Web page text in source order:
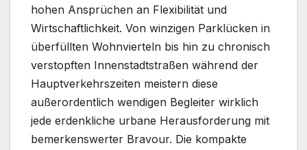
hohen Ansprüchen an Flexibilität und
Wirtschaftlichkeit. Von winzigen Parklücken in
überfüllten Wohnvierteln bis hin zu chronisch
verstopften Innenstadtstraßen während der
Hauptverkehrszeiten meistern diese
außerordentlich wendigen Begleiter wirklich
jede erdenkliche urbane Herausforderung mit
bemerkenswerter Bravour. Die kompakte